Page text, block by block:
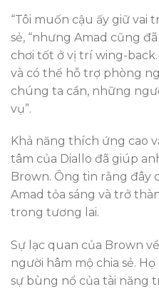
“Tôi muốn cậu ấy giữ vai
sẻ, “nhưng Amad cũng
chơi tốt ở vị trí wing-
và có thể hỗ trợ phòng
chúng ta cần, những
vụ”.
Khả năng thích ứng cao
tâm của Diallo đã giúp
Brown. Ông tin rằng đây
Amad tỏa sáng và trở
trong tương lai.
Sự lạc quan của Brown
người hâm mộ chia sẻ.
sự bùng nổ của tài năng